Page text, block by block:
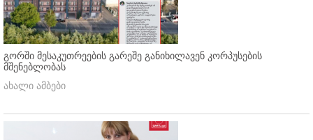
გორში მესაკუთრეების გარეშე განიხილავენ კორპუსების
მშენებლობას
ახალი ამბები